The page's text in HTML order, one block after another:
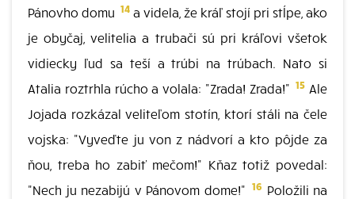
Pánovho domu 14 a videla, že kráľ stojí pri stĺpe, ako
je obyčaj, velitelia a trubači sú pri kráľovi všetok
vidiecky ľud sa teší a trúbi na trúbach. Nato si
Atalia roztrhla rúcho a volala: "Zrada! Zrada!" 15 Ale
Jojada rozkázal veliteľom stotín, ktorí stáli na čele
vojska: "Vyveďte ju von z nádvorí a kto pôjde za
ňou, treba ho zabiť mečom!" Kňaz totiž povedal:
"Nech ju nezabijú v Pánovom dome!" 16 Položili na